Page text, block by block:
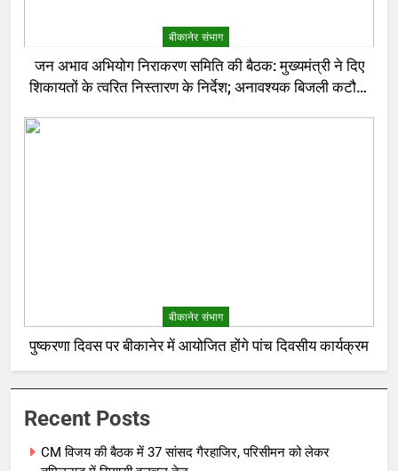
बीकानेर संभाग
जन अभाव अभियोग निराकरण समिति की बैठक: मुख्यमंत्री ने दिए
शिकायतों के त्वरित निस्तारण के निर्देश; अनावश्यक बिजली कटौती
बीकानेर संभाग
पुष्करणा दिवस पर बीकानेर में आयोजित होंगे पांच दिवसीय कार्यक्रम
Recent Posts
CM विजय की बैठक में 37 सांसद गैरहाजिर, परिसीमन को लेकर